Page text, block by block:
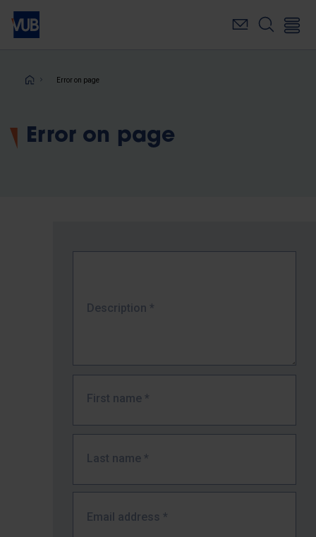
Skip
main
Breadcrumb
Error on page
Error on page
Description *
First name *
Last name *
Email address *